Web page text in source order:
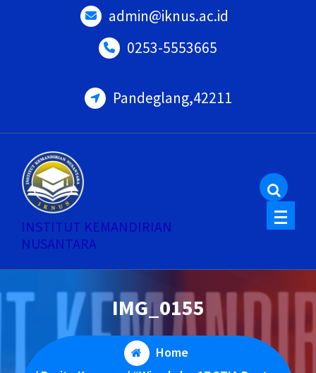
admin@iknus.ac.id
0253-5553665
Pandeglang,42211
INSTITUT KEMANDIRIAN
NUSANTARA
IMG_0155
Home